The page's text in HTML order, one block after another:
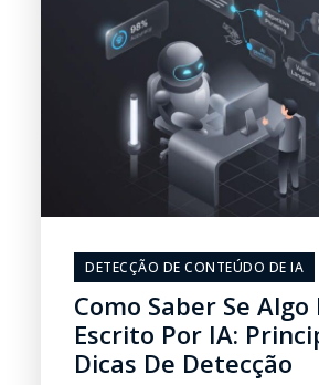
DETECÇÃO DE CONTEÚDO DE IA
Como Saber Se Algo
Escrito Por IA:
Dicas De Detecção